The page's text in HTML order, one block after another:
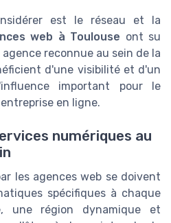
est le réseau et la
web à Toulouse ont su
reconnue au sein de la
d'une visibilité et d'un
important pour le
en ligne.
numériques au
les agences web se doivent
spécifiques à chaque
une région dynamique et